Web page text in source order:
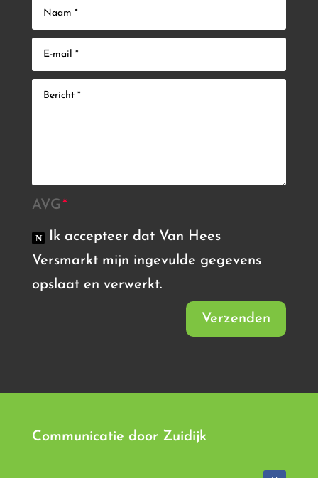
AVG
Ik accepteer dat Van Hees
Versmarkt mijn ingevulde gegevens
opslaat en verwerkt.
Verzenden
Communicatie door Zuidijk